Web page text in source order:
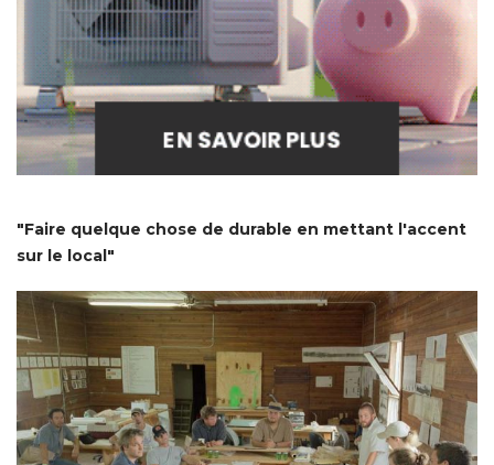
"Faire quelque chose de durable en mettant l'accent
sur le local"